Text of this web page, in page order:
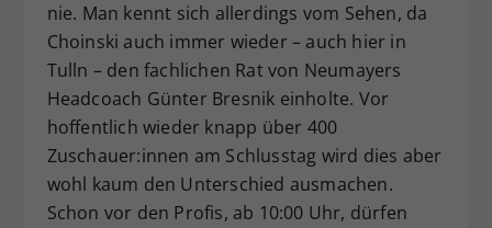
nie. Man kennt sich allerdings vom Sehen, da
Choinski auch immer wieder – auch hier in
Tulln – den fachlichen Rat von Neumayers
Headcoach Günter Bresnik einholte. Vor
hoffentlich wieder knapp über 400
Zuschauer:innen am Schlusstag wird dies aber
wohl kaum den Unterschied ausmachen.
Schon vor den Profis, ab 10:00 Uhr, dürfen